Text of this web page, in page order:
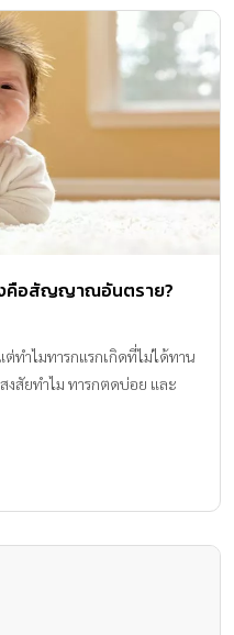
คือสัญญาณอันตราย?
ทำไมทารกแรกเกิดที่ไม่ได้ทาน
งสัยทำไม ทารกตดบ่อย และ